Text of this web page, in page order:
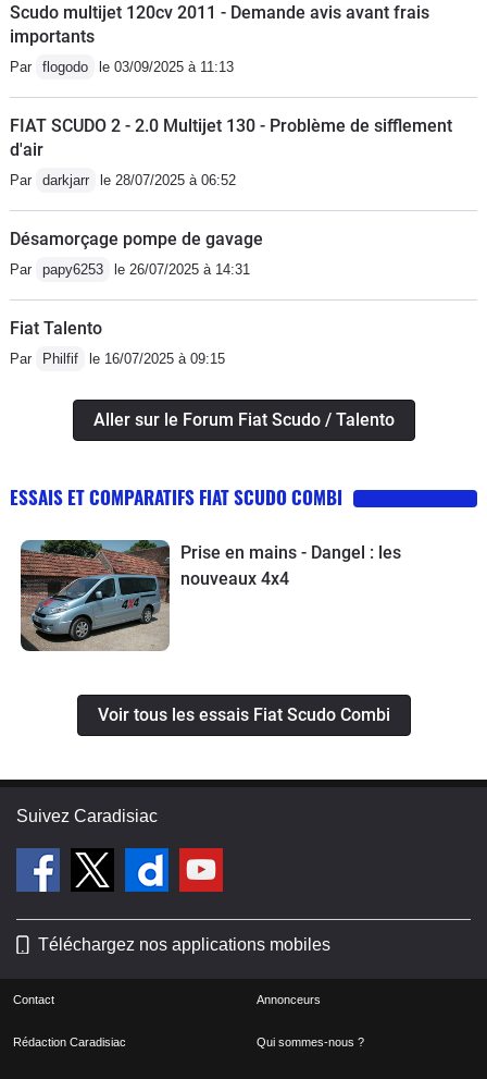
Scudo multijet 120cv 2011 - Demande avis avant frais
importants
Par flogodo le 03/09/2025 à 11:13
FIAT SCUDO 2 - 2.0 Multijet 130 - Problème de sifflement
d'air
Par darkjarr le 28/07/2025 à 06:52
Désamorçage pompe de gavage
Par papy6253 le 26/07/2025 à 14:31
Fiat Talento
Par Philfif le 16/07/2025 à 09:15
Aller sur le Forum Fiat Scudo / Talento
ESSAIS ET COMPARATIFS FIAT SCUDO COMBI
Prise en mains - Dangel : les
nouveaux 4x4
Voir tous les essais Fiat Scudo Combi
Suivez Caradisiac
Téléchargez nos applications mobiles
Contact Annonceurs
Rédaction Caradisiac Qui sommes-nous ?